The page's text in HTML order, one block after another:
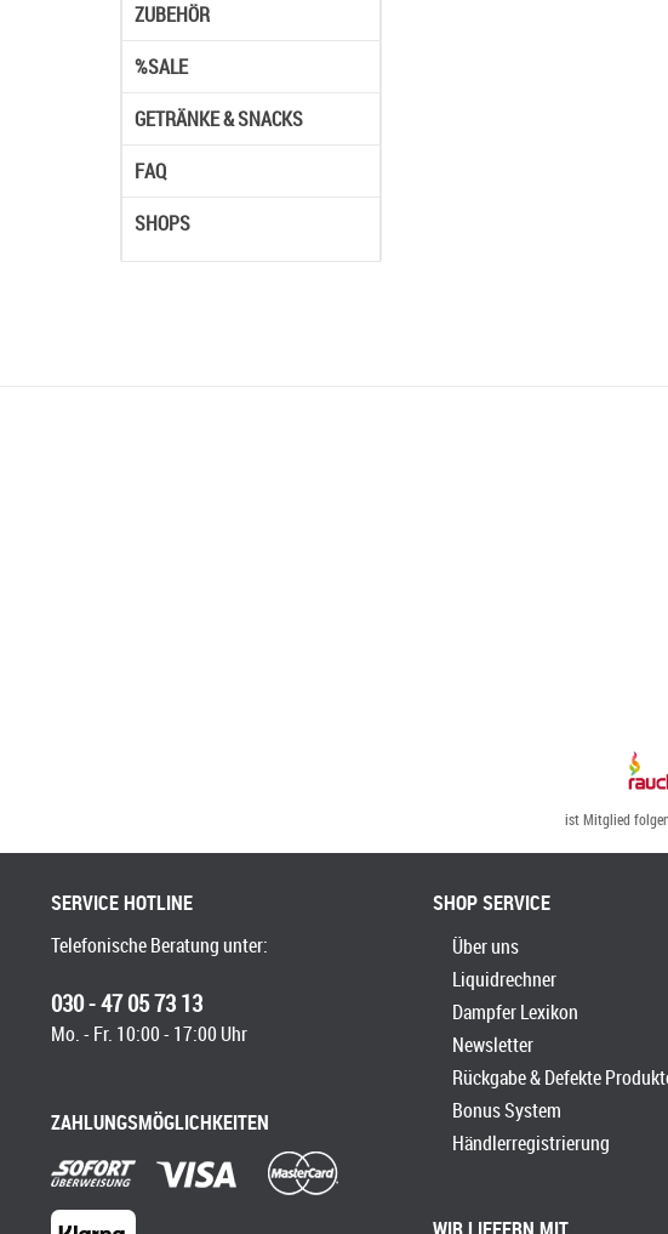
ZUBEHÖR
%SALE
GETRÄNKE & SNACKS
FAQ
SHOPS
ist Mitglied
SERVICE HOTLINE
Telefonische Beratung unter:
030 - 47 05 73 13
Mo. - Fr. 10:00 - 17:00 Uhr
ZAHLUNGSMÖGLICHKEITEN
SHOP SERVICE
Über uns
Liquidrechner
Dampfer Lexikon
Newsletter
Rückgabe & Defekte
Bonus System
Händlerregistrierung